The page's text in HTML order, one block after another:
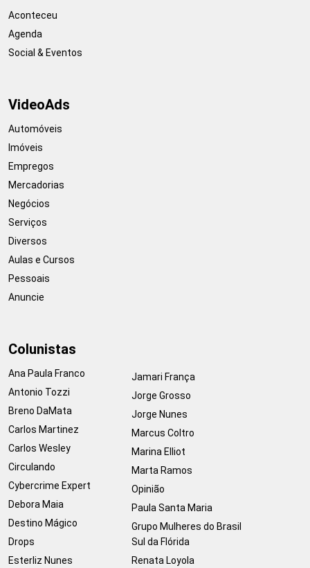
Aconteceu
Agenda
Social & Eventos
VideoAds
Automóveis
Imóveis
Empregos
Mercadorias
Negócios
Serviços
Diversos
Aulas e Cursos
Pessoais
Anuncie
Colunistas
Ana Paula Franco
Antonio Tozzi
Breno DaMata
Carlos Martinez
Carlos Wesley
Circulando
Cybercrime Expert
Debora Maia
Destino Mágico
Drops
Esterliz Nunes
Jamari França
Jorge Grosso
Jorge Nunes
Marcus Coltro
Marina Elliot
Marta Ramos
Opinião
Paula Santa Maria
Grupo Mulheres do Brasil
Sul da Flórida
Renata Loyola